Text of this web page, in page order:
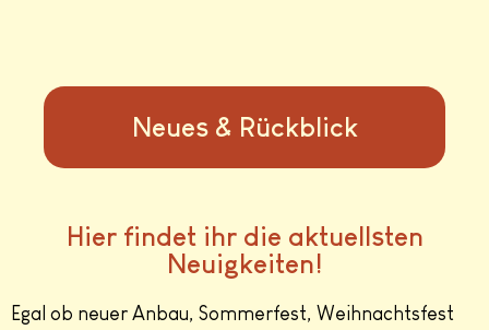
Neues & Rückblick
Hier findet ihr die aktuellsten
Neuigkeiten!
Egal ob neuer Anbau, Sommerfest, Weihnachtsfest